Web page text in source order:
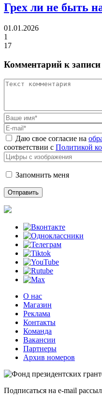
Грех ли не быть
01.01.2026
1
17
Комментарий к записи
Даю свое согласие на
соответствии с Политикой
Запомнить меня
О нас
Магазин
Реклама
Контакты
Команда
Вакансии
Партнеры
Архив номеров
Подписаться на e-mail